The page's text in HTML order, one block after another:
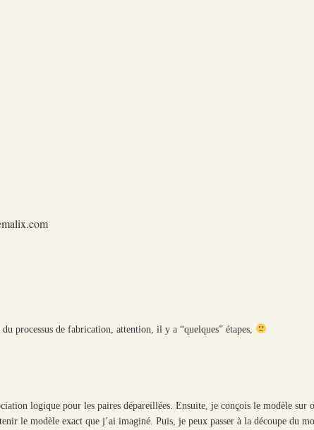
processus de fabrication, attention, il y a “quelques” étapes,
logique pour les paires dépareillées. Ensuite, je conçois le modèle sur
le modèle exact que j’ai imaginé. Puis, je peux passer à la découpe du